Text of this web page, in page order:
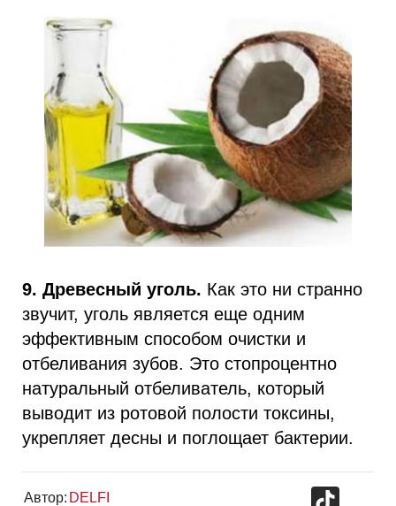
9. Древесный уголь. Как это ни странно
звучит, уголь является еще одним
эффективным способом очистки и
отбеливания зубов. Это стопроцентно
натуральный отбеливатель, который
выводит из ротовой полости токсины,
укрепляет десны и поглощает бактерии.
Автор: DELFI